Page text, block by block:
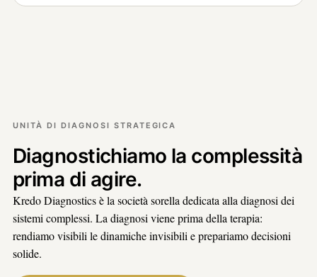
UNITÀ DI DIAGNOSI STRATEGICA
Diagnostichiamo la complessità
prima di agire.
Kredo Diagnostics è la società sorella dedicata alla diagnosi dei
sistemi complessi. La diagnosi viene prima della terapia:
rendiamo visibili le dinamiche invisibili e prepariamo decisioni
solide.